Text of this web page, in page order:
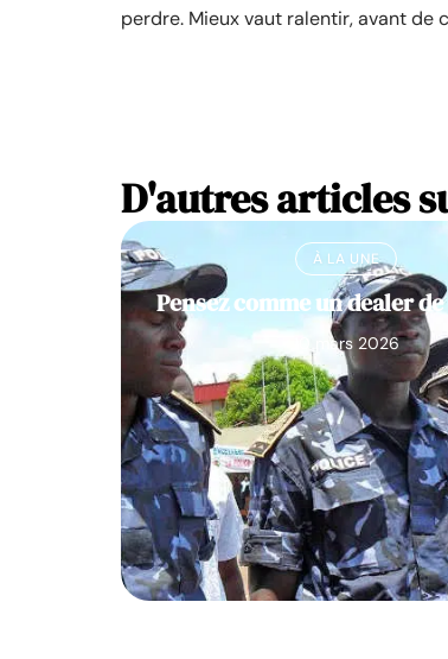
perdre. Mieux vaut ralentir, avant de
D'autres articles
À LA UNE
Pensez comme un dealer
10 mars 2026